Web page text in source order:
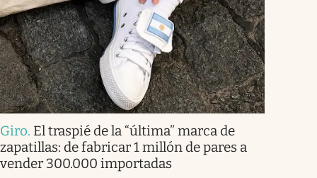
Giro. El traspié de la “última” marca de
zapatillas: de fabricar 1 millón de pares a
vender 300.000 importadas